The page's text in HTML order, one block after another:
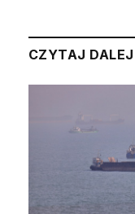
CZYTAJ DALEJ